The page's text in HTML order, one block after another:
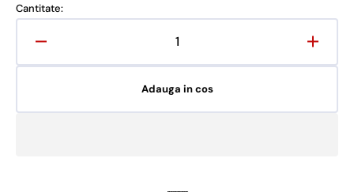
Cantitate:
cantitatea
-
-
Adauga in cos